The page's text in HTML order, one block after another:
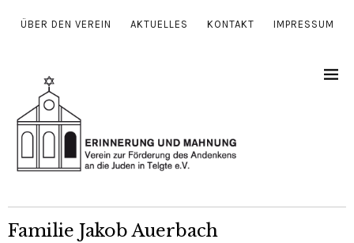
ÜBER DEN VEREIN AKTUELLES KONTAKT IMPRESSUM
Familie Jakob Auerbach